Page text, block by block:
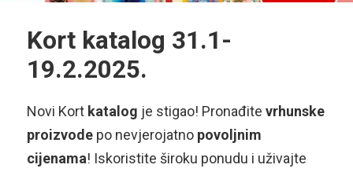
Kort katalog 31.1-
19.2.2025.
Novi Kort katalog je stigao! Pronađite vrhunske
proizvode po nevjerojatnopovoljnim
cijenama! Iskoristite široku ponudu i uživajte